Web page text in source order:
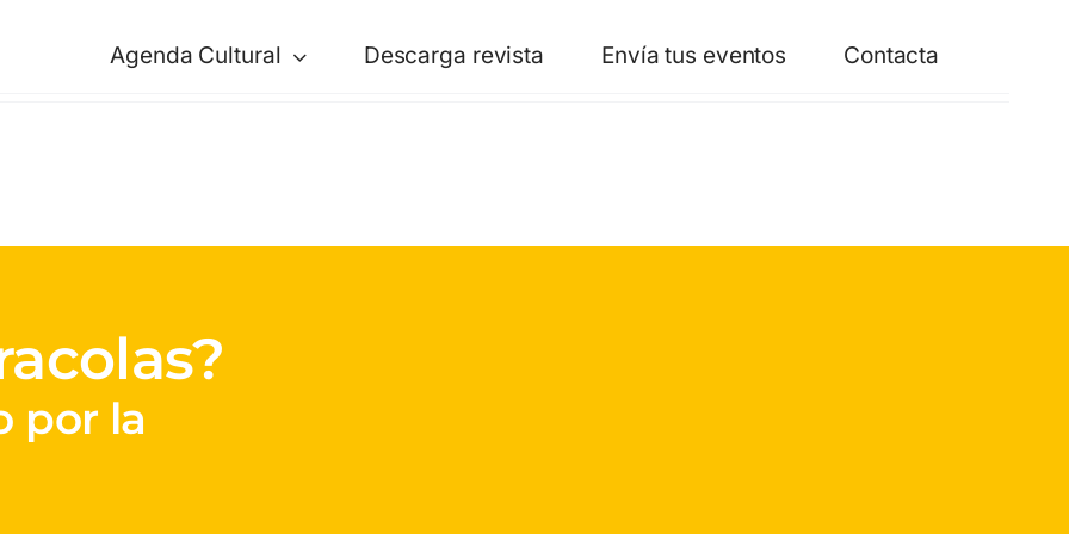
Agenda Cultural Descarga revista Envía tus eventos Contacta
por la